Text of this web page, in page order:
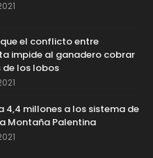
el conflicto entre
impide al ganadero cobrar
los lobos
4,4 millones a los sistema de
Montaña Palentina